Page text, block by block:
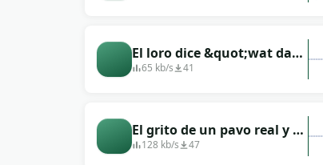
El loro dice &quot;wat da
fuq&quot;
65 kb/s 41
El grito de un pavo real y el
canto de varios pájaros
128 kb/s 47